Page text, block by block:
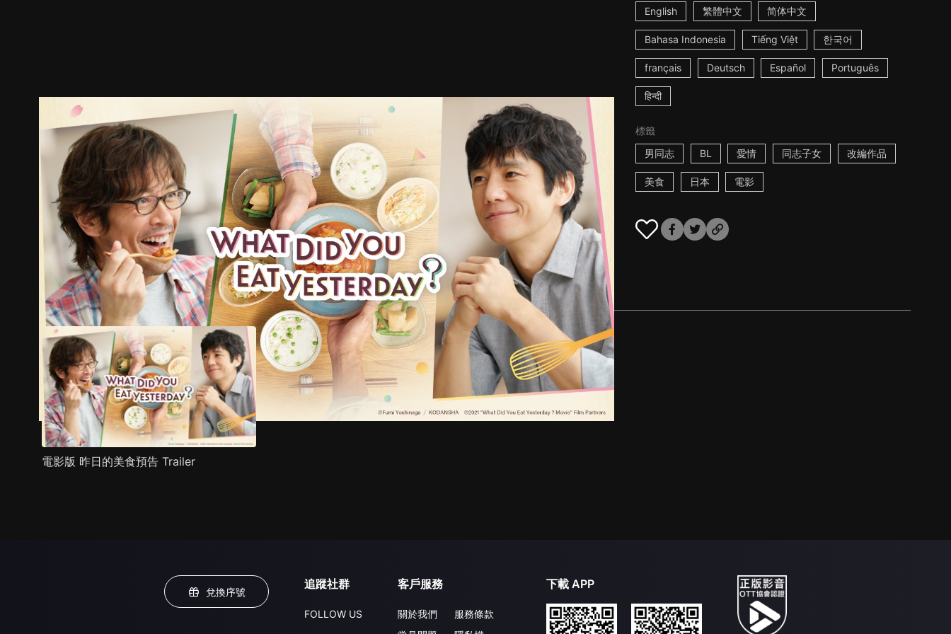
English 繁體中文 简体中文
Bahasa Indonesia Tiếng Việt 한국어
français Deutsch Español Português
हिन्दी
標籤
男同志
BL 愛情 同志子女 改編作品
美食 日本 電影
預告 劇照 推薦影片 劇情介紹
電影版 昨日的美食預告 Trailer
兌換序號
追蹤社群
FOLLOW US
客戶服務
關於我們
服務條款
下載 APP